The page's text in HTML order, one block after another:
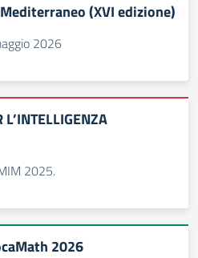
(XVI edizione)
2026
L’INTELLIGENZA
2025.
2026